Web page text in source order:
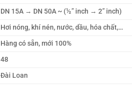
DN 15A → DN 50A ~ (½” inch → 2” inch)
Hơi nóng, khí nén, nước, dầu, hóa chất,…
Hàng có sẵn, mới 100%
48
Đài Loan